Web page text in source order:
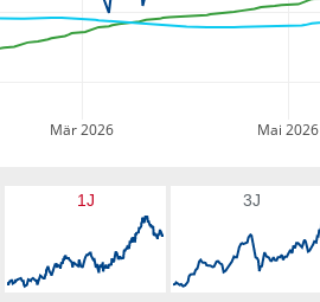
Mär 2026 Mai 2026
1J 3J